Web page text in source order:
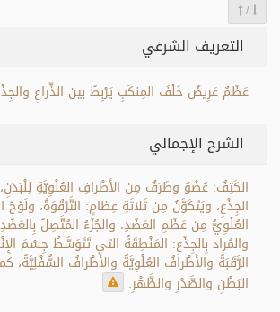
/
التعريف الشرعي
عَظْمٌ عَرِيضٌ خَلْفَ المِنكَبِ يَرْبِطُ بين الذِّراعِ
الشرح الإجمالي
الكَتِفُ: عُضْوٌ وطَرَفٌ مِن الأَطْرافِ العُلْوِيَّةِ لِلْبَدَنِ،
الجِذْعِ، ويَتَكَوَّنُ مِن ثَلاثَةِ عِظامٍ: التَّرْقُوَةُ، ولَوْحُ
العُلْوِيُّ مِن عَظْمِ العَضُدِ، والجُزْءُ المُتَّصِلُ
والمُراد بِالجِذْعِ: المَنْطِقَةُ التي تَتَوَسَّطُ جِسْمَ
الرَّقَبَةُ والأَطْرافُ العُلْوِيَّةُ والأَطْرافُ السُّفْلِيَّةُ،
البَطْنِ والصَّدْرِ والظَّهْرِ.